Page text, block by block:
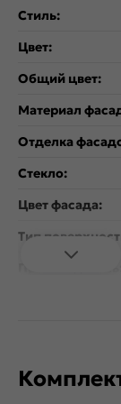
Стиль:
Цвет:
Общий цвет:
Материал
Отделка
Стекло:
Цвет фасада:
Тип